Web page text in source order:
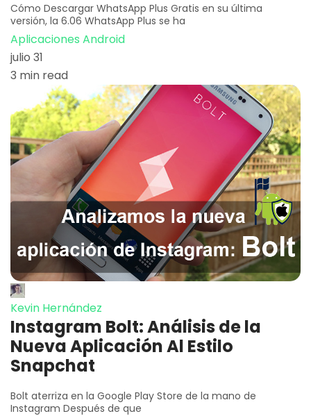
Cómo Descargar WhatsApp Plus Gratis en su última
versión, la 6.06 WhatsApp Plus se ha
Aplicaciones Android
julio 31
3 min read
Kevin Hernández
Instagram Bolt: Análisis de la
Nueva Aplicación Al Estilo
Snapchat
Bolt aterriza en la Google Play Store de la mano de
Instagram Después de que